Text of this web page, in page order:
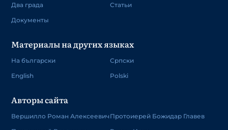
Два града
Документы
Статьи
Материалы на других языках
На български
English
Српски
Polski
Авторы сайта
Вершилло Роман Алексеевич Протоиерей Божидар Главев